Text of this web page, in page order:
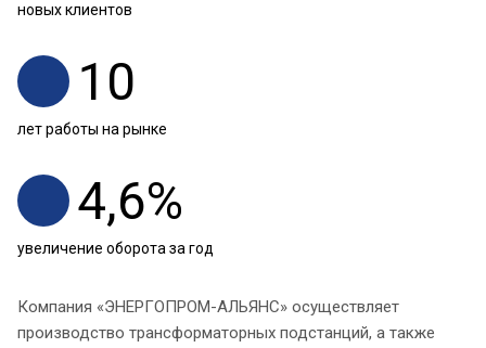
новых клиентов
10
лет работы на рынке
4,6%
увеличение оборота за год
Компания «ЭНЕРГОПРОМ-АЛЬЯНС» осуществляет
производство трансформаторных подстанций, а также